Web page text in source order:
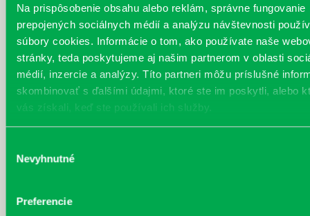
Na prispôsobenie obsahu alebo reklám, správne fungovanie
prepojených sociálnych médií a analýzu návštevnosti
súbory cookies. Informácie o tom, ako používate naše
stránky, teda poskytujeme aj našim partnerom v oblasti
médií, inzercie a analýzy. Títo partneri môžu príslušné
skombinovať s ďalšími údajmi, ktoré ste im poskytli, alebo
vás získali, keď ste používali ich služby.
súhlasu
Nevyhnutné
Preferencie
Najnovšie
„Ochlaď sa!“ v petržalskej knižnici na
Vavilovovej 26
30.07.2026